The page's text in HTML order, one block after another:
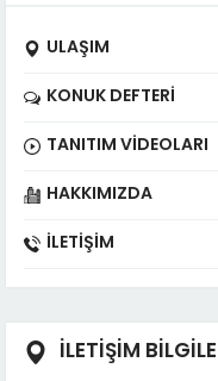
ULAŞIM
KONUK DEFTERI
TANITIM VIDEOLARI
HAKKIMIZDA
İLETIŞIM
İLETİŞİM